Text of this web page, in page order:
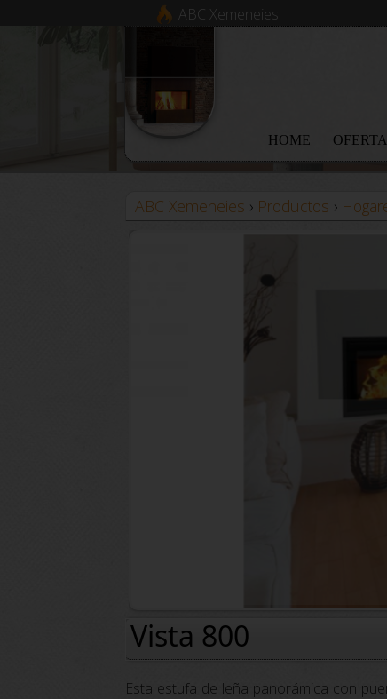
ABC Xemeneies
HOME
ABC Xemeneies › Productos ›
Vista 800
Esta estufa de leña panorámica con